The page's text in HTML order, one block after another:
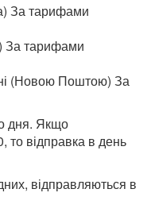
За тарифами
За тарифами
(Новою Поштою) За
дня. Якщо
відправка в день
відправляються в